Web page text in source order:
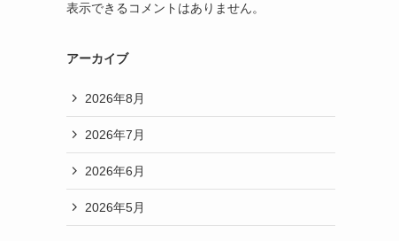
表示できるコメントはありません。
アーカイブ
2026年8月
2026年7月
2026年6月
2026年5月